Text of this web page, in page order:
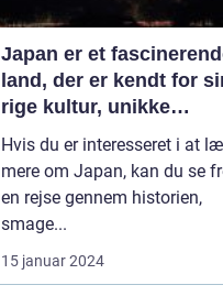
Japan er et
land, der er kendt for
rige kultur, unikke
traditioner og
naturlandskaber
Hvis du er interesseret i at
mere om Japan, kan du se
en rejse gennem historien,
smage...
15 januar 2024